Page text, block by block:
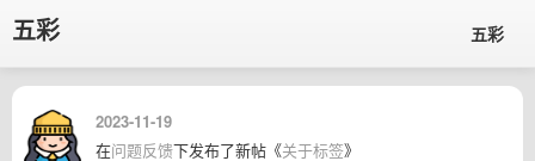
五彩 五彩
2023-11-19
在问题反馈下发布了新帖《关于标签》